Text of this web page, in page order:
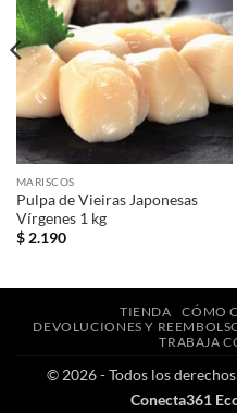
MARISCOS
Pulpa de Vieiras Japonesas
Vírgenes 1 kg
$2.190
TIENDA CÓMO
DEVOLUCIONES Y
TRABAJA
© 2026 - Todos los
Conecta361